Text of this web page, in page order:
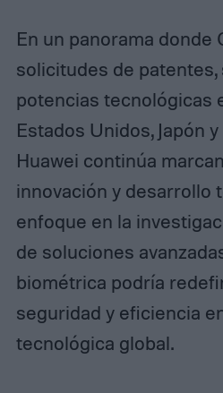
En un panorama donde
solicitudes de patentes,
potencias tecnológicas
Estados Unidos, Japón
Huawei continúa
innovación y desarrollo
enfoque en la
de soluciones
biométrica podría
seguridad y eficiencia
tecnológica global.